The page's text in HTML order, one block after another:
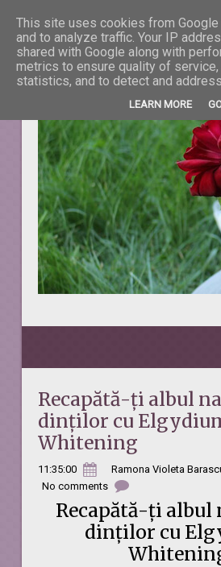
La taifas
DESPRE TOT CEEA CE NE
Recapătă-ți albul
dinților cu
Whitening
11:35:00 Ramona Violeta
No comments
Recapătă-ți albul
dinților cu
This site uses cookies from
and to analyze traffic. Your IP
shared with Google along with
metrics to ensure quality of
statistics, and to detect and
LEARN MORE